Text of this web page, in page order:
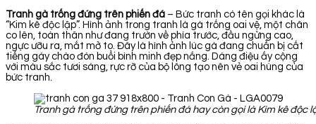
Tranh gà trống đứng trên phiến đá – Bức tranh có tên gọi khác là
“Kim kê độc lập”. Hình ảnh trong tranh là gà trống oai vệ, một chân
co lên, toàn thân như đang trườn về phía trước, đầu ngửng cao,
ngực ưỡu ra, mắt mở to. Đây là hình ảnh lúc gà đang chuẩn bị cất
tiếng gáy chào đón buổi bình minh đẹp nắng. Dáng điệu ấy cộng
với màu sắc tươi sáng, rực rỡ của bộ lông tạo nên vẻ oai hùng của
bức tranh.
Tranh gà trống đứng trên phiến đá hay còn gọi là Kim kê độc